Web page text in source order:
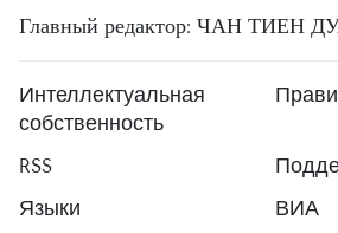
Главный редактор: ЧАН ТИЕН
Интеллектуальная
собственность
RSS
Языки
ВИА